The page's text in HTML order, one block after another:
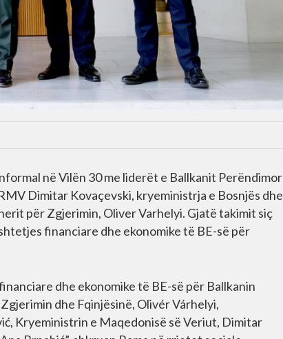
në Vilën 30 me liderët e Ballkanit Perëndimor
Dimitar Kovaçevski, kryeministrja e Bosnjës dhe
për Zgjerimin, Oliver Varhelyi. Gjatë takimit siç
financiare dhe ekonomike të BE-së për
dhe ekonomike të BE-së për Ballkanin
dhe Fqinjësinë, Olivér Várhelyi,
Kryeministrin e Maqedonisë së Veriut, Dimitar